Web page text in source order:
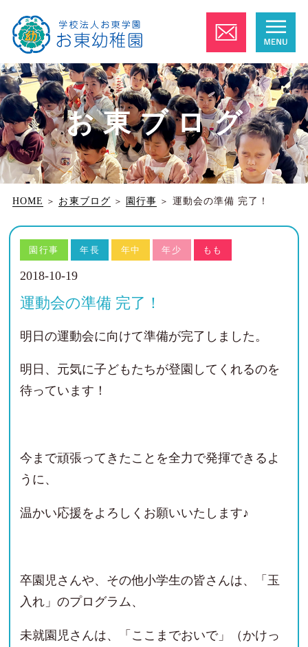
お東ブログ
HOME ＞ お東ブログ ＞ 園行事 ＞ 運動会の準備 完了！
園行事 年長 年中 年少 もも
2018-10-19
運動会の準備 完了！
明日の運動会に向けて準備が完了しました。
明日、元気に子どもたちが登園してくれるのを
待っています！
今まで頑張ってきたことを全力で発揮できるよ
うに、
温かい応援をよろしくお願いいたします♪
卒園児さんや、その他小学生の皆さんは、「玉
入れ」のプログラム、
未就園児さんは、「ここまでおいで」（かけっ